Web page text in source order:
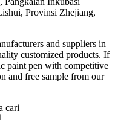
Provinsi Zhejiang,
and suppliers in
customized products. If
paint pen with competitive
and free sample from our
cari